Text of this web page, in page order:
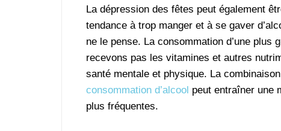
La dépression des fêtes peut également
tendance à trop manger et à se gaver
ne le pense. La consommation d’une plus
recevons pas les vitamines et autres
santé mentale et physique. La
consommation d’alcool peut entraîner une
plus fréquentes.